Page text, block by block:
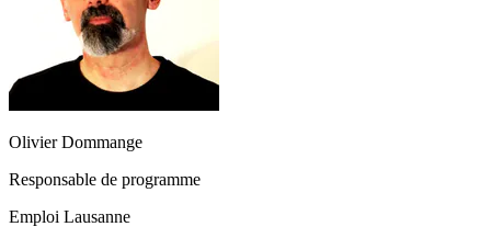
Olivier Dommange
Responsable de programme
Emploi Lausanne